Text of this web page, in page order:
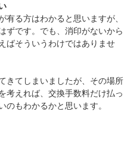
る方はわかると思いますが、
ずです。でも、消印がないから
ばそういうわけではありませ
きてしまいましたが、その場所
考えれば、交換手数料だけ払っ
のもわかるかと思います。